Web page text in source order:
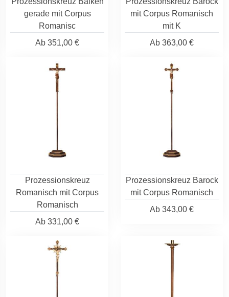
gerade mit Corpus
Romanisc
Ab 351,00 €
mit Corpus Romanisch
mit K
Ab 363,00 €
Prozessionskreuz
Romanisch mit Corpus
Romanisch
Ab 331,00 €
Prozessionskreuz Barock
mit Corpus Romanisch
Ab 343,00 €